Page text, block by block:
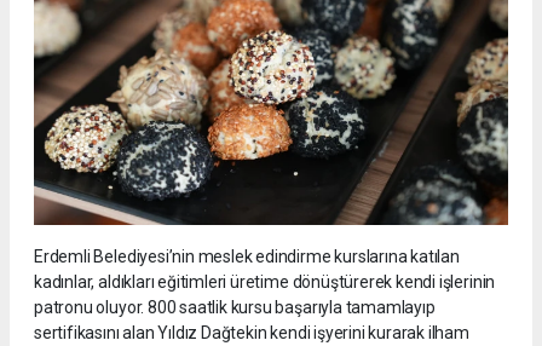
Erdemli Belediyesi’nin meslek edindirme kurslarına katılan
kadınlar, aldıkları eğitimleri üretime dönüştürerek kendi işlerinin
patronu oluyor. 800 saatlik kursu başarıyla tamamlayıp
sertifikasını alan Yıldız Dağtekin kendi işyerini kurarak ilham